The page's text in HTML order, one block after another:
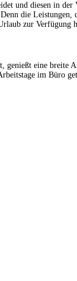
und diesen in
die
zur Verfügung
eine breite
im Büro